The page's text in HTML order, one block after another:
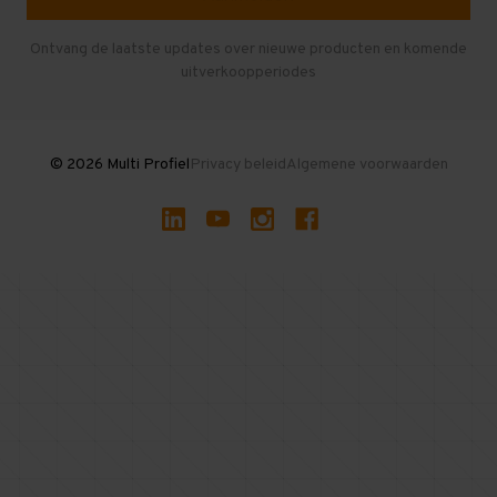
Gebruikte entresolvloeren
Ontvang de laatste updates over nieuwe producten en komende
uitverkoopperiodes
© 2026 Multi ProfielPrivacy beleidAlgemene voorwaarden